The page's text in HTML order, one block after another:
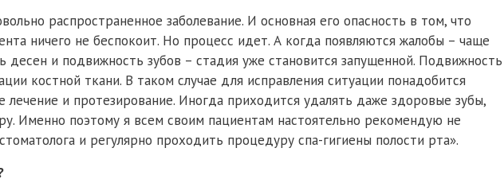
распространенное заболевание. И основная его опасность в том, что
ничего не беспокоит. Но процесс идет. А когда появляются жалобы – чаще
десен и подвижность зубов – стадия уже становится запущенной. Подвижность
костной ткани. В таком случае для исправления ситуации понадобится
лечение и протезирование. Иногда приходится удалять даже здоровые зубы,
Именно поэтому я всем своим пациентам настоятельно рекомендую не
и регулярно проходить процедуру спа-гигиены полости рта».